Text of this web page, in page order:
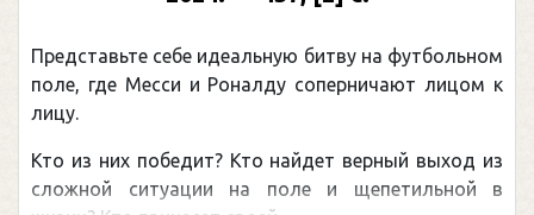
себе идеальную битву на футбольном
где Месси и Роналду соперничают лицом к
них победит? Кто найдет верный выход из
ситуации на поле и щепетильной в